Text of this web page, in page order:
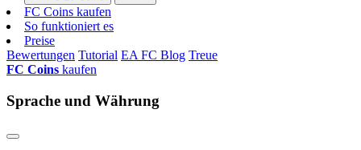
FC Coins kaufen
So funktioniert es
Preise
Bewertungen Tutorial EA FC Blog Treue
FC Coins kaufen
Sprache und Währung